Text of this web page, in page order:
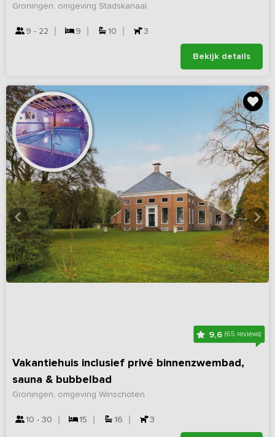
Groningen, omgeving Stadskanaal
9 - 22 9 10 3
Bekijk details
9,6 (65 reviews)
Vakantiehuis inclusief privé binnenzwembad,
sauna & bubbelbad
Groningen, omgeving Winschoten
10 - 30 15 16 3